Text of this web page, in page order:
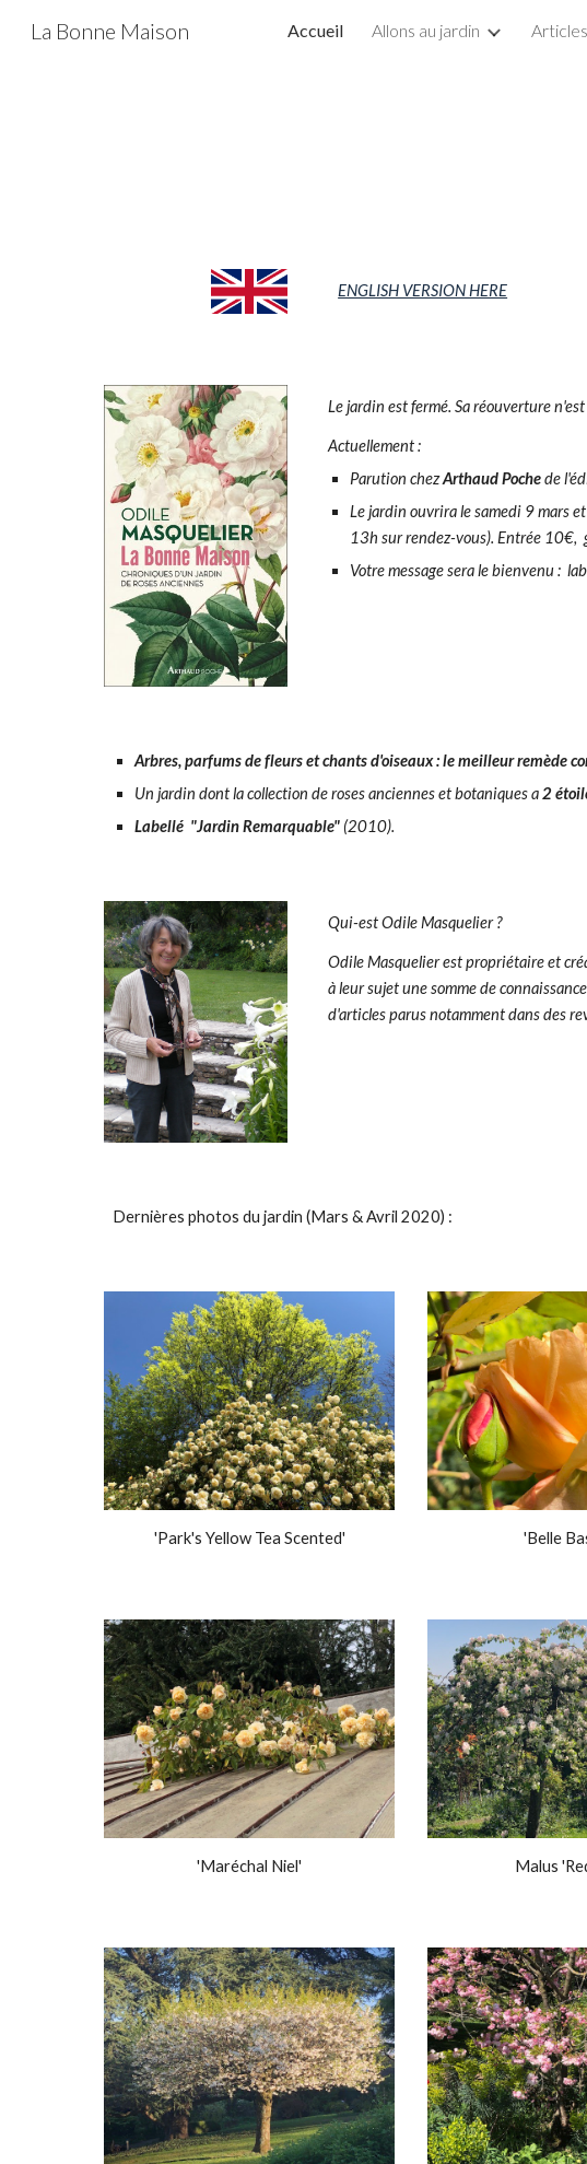
Skip to main
La Bonne Maison Accueil Allons au jardin
ENGLISH VERSION HERE
Le jardin est fermé. Sa réouverture
Actuellement :
Parution chezArthaud Pochede
Le jardin ouvrira le samedi 9 mars
13h sur rendez-vous). Entrée 10€,
Votre message sera le bienvenu :
Arbres, parfums de fleurs et chants d'oiseaux : le meilleur remède
Un jardin dont la collection de roses anciennes et botaniques a2
Labellé "Jardin Remarquable"(2010).
Qui-est Odile Masquelier ?
Odile Masquelier est propriétaire et
à leur sujet une somme de
d'articles parus notamment dans des
Dernières photos du jardin (Mars & Avril 2020) :
'Park's Yellow Tea Scented' 'Belle
'Maréchal Niel' Malus